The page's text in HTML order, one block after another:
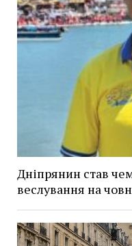
Дніпрянин став
веслування на